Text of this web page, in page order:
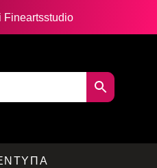
Fineartsstudio